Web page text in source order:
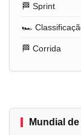
🏁 Sprint
🏎️
🏁 Corrida
Mundial